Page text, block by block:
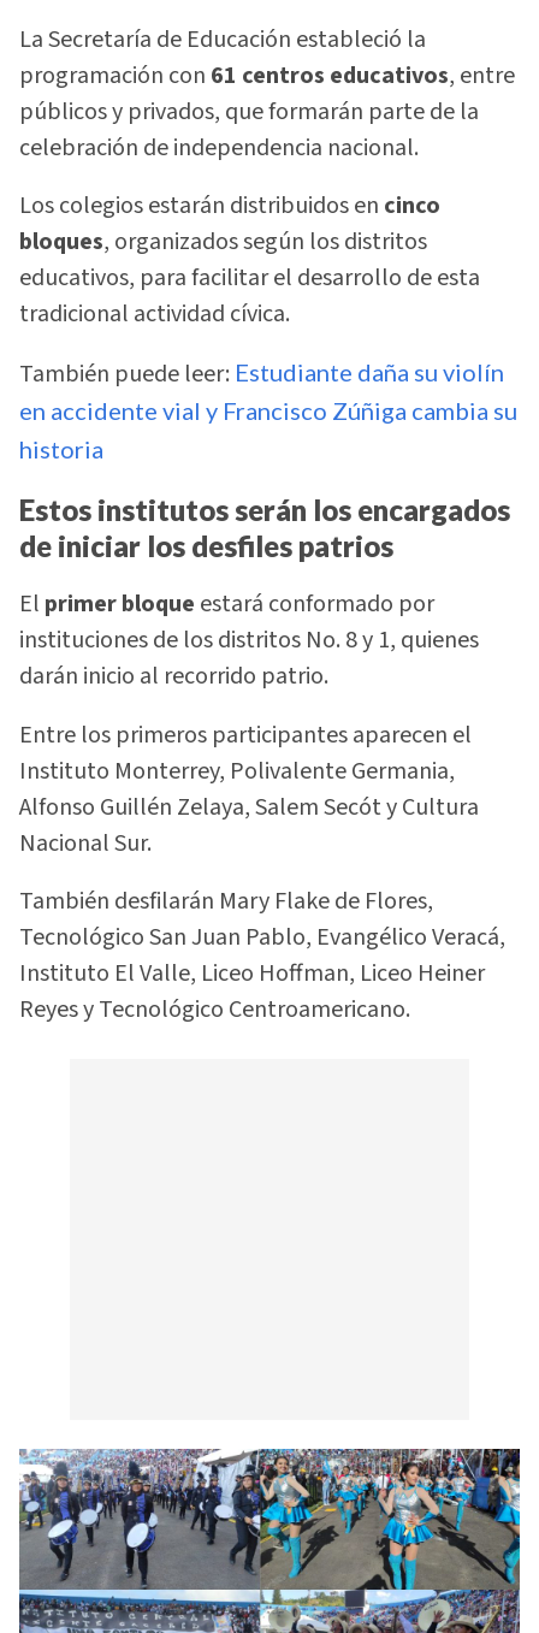
La Secretaría de Educación estableció la
programación con 61 centros educativos, entre
públicos y privados, que formarán parte de la
celebración de independencia nacional.
Los colegios estarán distribuidos en cinco
bloques, organizados según los distritos
educativos, para facilitar el desarrollo de esta
tradicional actividad cívica.
También puede leer: Estudiante daña su violín
en accidente vial y Francisco Zúñiga cambia su
historia
Estos institutos serán los encargados
de iniciar los desfiles patrios
El primer bloque estará conformado por
instituciones de los distritos No. 8 y 1, quienes
darán inicio al recorrido patrio.
Entre los primeros participantes aparecen el
Instituto Monterrey, Polivalente Germania,
Alfonso Guillén Zelaya, Salem Secót y Cultura
Nacional Sur.
También desfilarán Mary Flake de Flores,
Tecnológico San Juan Pablo, Evangélico Veracá,
Instituto El Valle, Liceo Hoffman, Liceo Heiner
Reyes y Tecnológico Centroamericano.